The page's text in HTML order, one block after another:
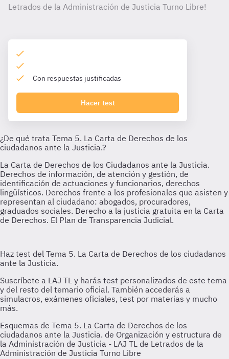
Letrados de la Administración de Justicia Turno Libre!
Con respuestas justificadas
Hacer test
Esquemas de Tema 5. La Carta de Derechos de los
ciudadanos ante la Justicia. de Organización y estructura de
la Administración de Justicia - LAJ TL de Letrados de la
Administración de Justicia Turno Libre